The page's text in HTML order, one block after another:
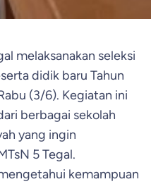
melaksanakan seleksi
didik baru Tahun
(3/6). Kegiatan ini
berbagai sekolah
yang ingin
5 Tegal.
kemampuan